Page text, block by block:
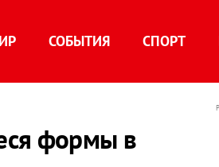
СОБЫТИЯ СПОРТ
формы в